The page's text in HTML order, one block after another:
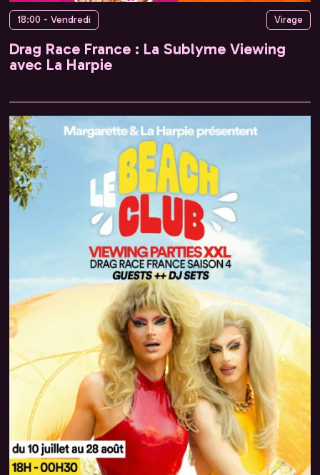
18:00 - Vendredi Virage
Drag Race France : La Sublyme Viewing
avec La Harpie